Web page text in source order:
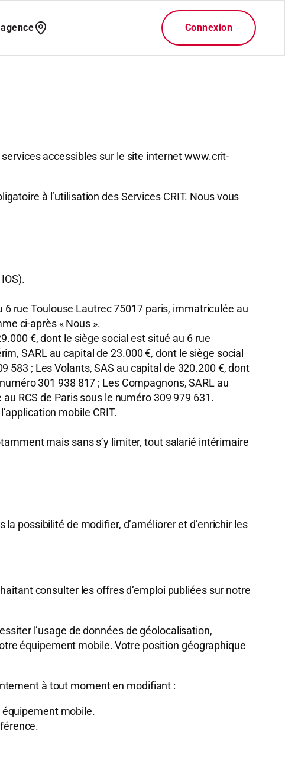
accessibles sur le site internet www.crit-
à l’utilisation des Services CRIT. Nous vous
6 rue Toulouse Lautrec 75017 paris, immatriculée au
ci-après « Nous ».
€, dont le siège social est situé au 6 rue
SARL au capital de 23.000 €, dont le siège social
583 ; Les Volants, SAS au capital de 320.200 €, dont
301 938 817 ; Les Compagnons, SARL au
RCS de Paris sous le numéro 309 979 631.
mobile CRIT.
mais sans s’y limiter, tout salarié intérimaire
possibilité de modifier, d’améliorer et d’enrichir les
consulter les offres d’emploi publiées sur notre
l’usage de données de géolocalisation,
équipement mobile. Votre position géographique
à tout moment en modifiant :
équipement mobile.